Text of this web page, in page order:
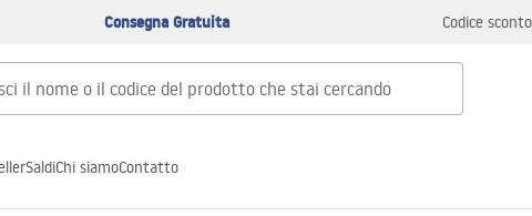
Consegna Gratuita Codice
SaldiChi siamoContatto